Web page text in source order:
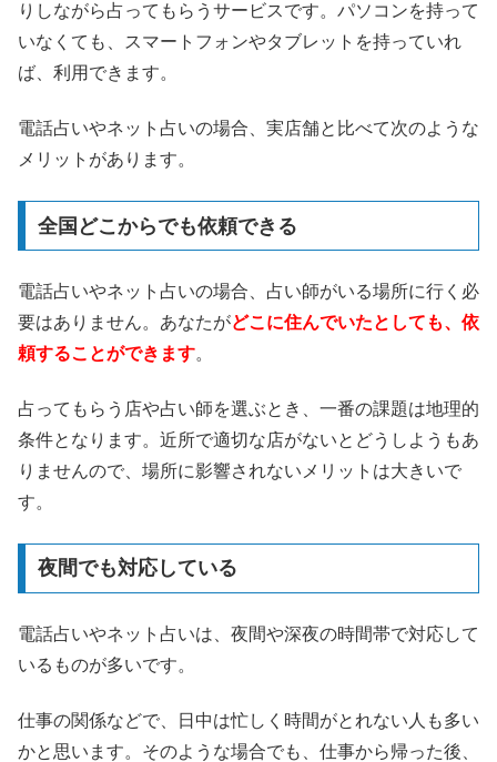
りしながら占ってもらうサービスです。パソコンを持って
いなくても、スマートフォンやタブレットを持っていれ
ば、利用できます。
電話占いやネット占いの場合、実店舗と比べて次のような
メリットがあります。
全国どこからでも依頼できる
電話占いやネット占いの場合、占い師がいる場所に行く必
要はありません。あなたがどこに住んでいたとしても、依
頼することができます。
占ってもらう店や占い師を選ぶとき、一番の課題は地理的
条件となります。近所で適切な店がないとどうしようもあ
りませんので、場所に影響されないメリットは大きいで
す。
夜間でも対応している
電話占いやネット占いは、夜間や深夜の時間帯で対応して
いるものが多いです。
仕事の関係などで、日中は忙しく時間がとれない人も多い
かと思います。そのような場合でも、仕事から帰った後、